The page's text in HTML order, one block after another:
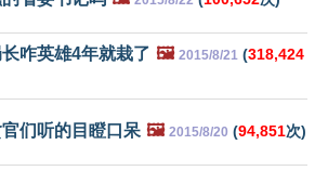
咋英雄4年就栽了 🖼️ 2015/8/21 (318,424
们听的目瞪口呆 🖼️ 2015/8/20 (94,851次)